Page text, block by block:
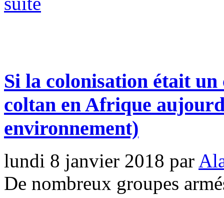
Si la colonisation était
coltan en Afrique
environnement)
lundi 8 janvier 2018 par
De nombreux groupes